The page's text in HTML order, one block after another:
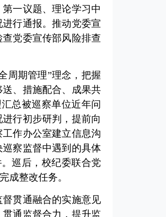
一议题、理论学习中
行通报。推动党委宣
党委宣传部风险排查
周期管理”理念，把握
、措施配合、成果共
总被巡察单位近年问
行初步研判，提前向
作办公室建立信息沟
察监督中遇到的具体
巡后，校纪委联合党
成整改任务。
贯通融合的实施意见
通监督合力，提升监